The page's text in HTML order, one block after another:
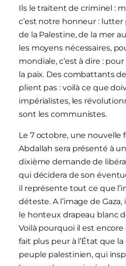
Ils le traitent de criminel :
c’est notre honneur : lutter
de la Palestine, de la mer
les moyens nécessaires,
mondiale, c’est à dire :
la paix. Des combattants
plient pas : voilà ce que
impérialistes, les
sont les communistes.
Le 7 octobre, une nouvelle
Abdallah sera présenté à
dixième demande de
qui décidera de son
il représente tout ce que
déteste. A l’image de
le honteux drapeau blanc
Voilà pourquoi il est encore
fait plus peur à l’État que
peuple palestinien, qui